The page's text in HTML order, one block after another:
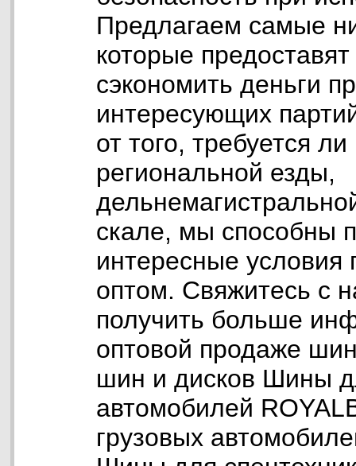
Предлагаем самые
которые
сэкономить деньги
интересующих
от того, требуется
региональной езды,
скале, мы способны
интересные условия
оптом. Свяжитесь с
получить больше
оптовой продаже
шин и дисков Шины
автомобилей
грузовых